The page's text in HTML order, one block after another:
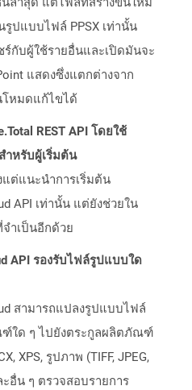
ปแบบไฟล์ PPSX เท่านั้น
ร์กับผู้ใช้รายอื่นและเปิดมันจะ
แสดงซึ่งแตกต่างจาก
โหมดแก้ไขได้
REST API โดยใช้
ำหรับผู้เริ่มต้น
แต่แนะนำการเริ่มต้น
API เท่านั้น แต่ยังช่วยใน
ำเป็นอีกด้วย
API รองรับไฟล์รูปแบบใด
สามารถแปลงรูปแบบไฟล์
ใด ๆ ไปยังตระกูลผลิตภัณฑ์
XPS, รูปภาพ (TIFF, JPEG,
ะอื่น ๆ ตรวจสอบรายการ